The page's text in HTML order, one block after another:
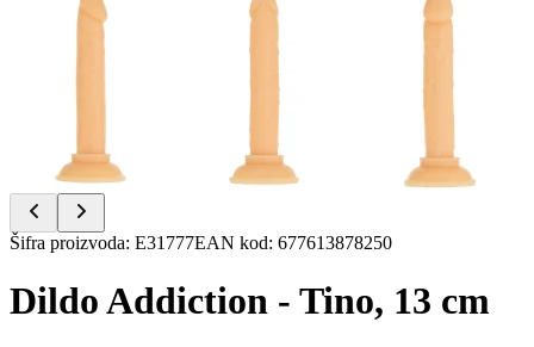
Item
of
Šifra proizvoda: E31777EAN kod: 677613878250
Dildo Addiction - Tino, 13 cm